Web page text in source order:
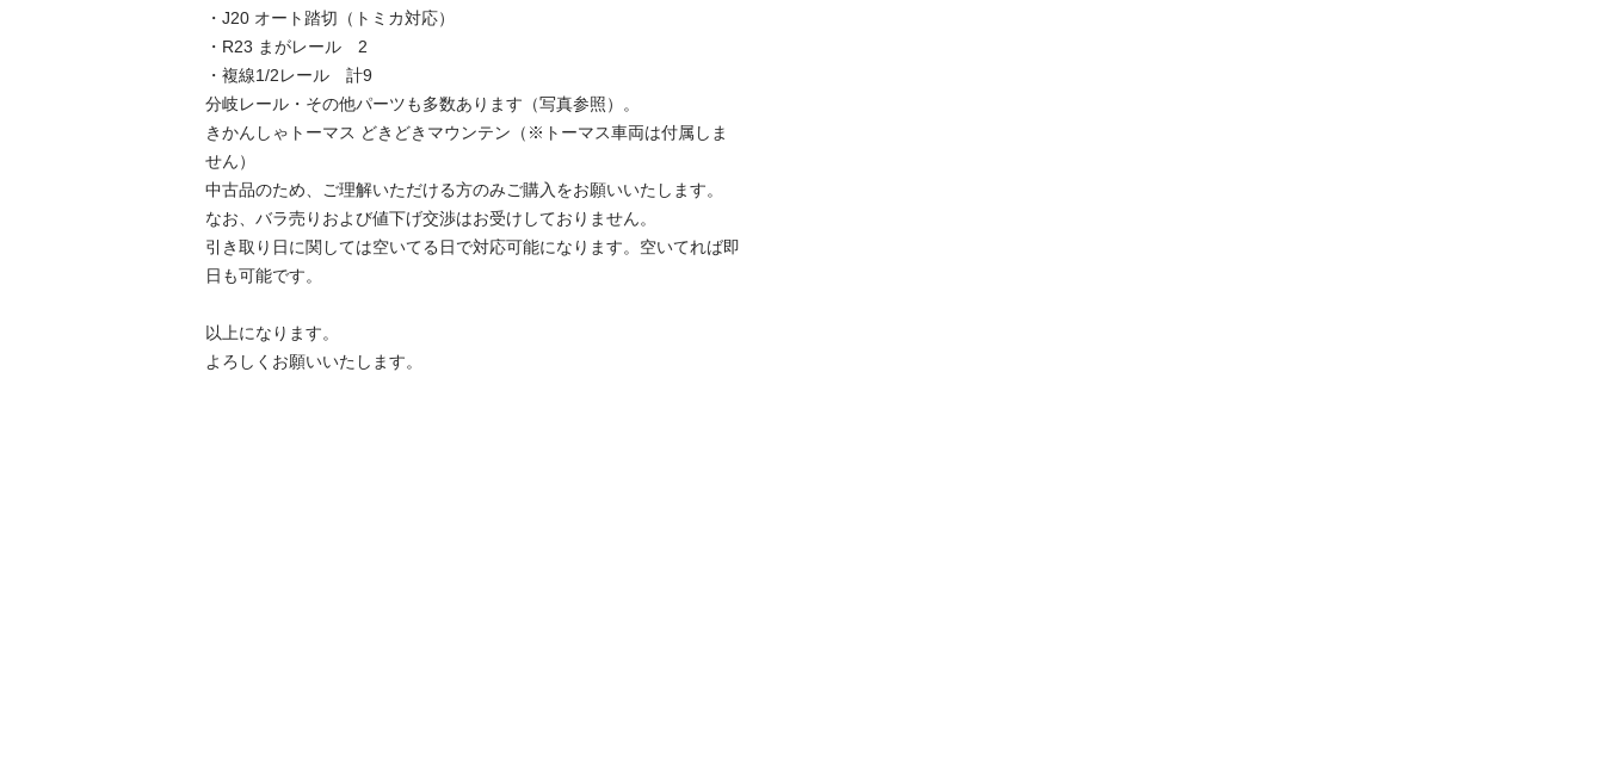
・J20 オート踏切（トミカ対応）
・R23 まがレール　2
・複線1/2レール　計9
分岐レール・その他パーツも多数あります（写真参照）。
きかんしゃトーマス どきどきマウンテン（※トーマス車両は付属しま
せん）
中古品のため、ご理解いただける方のみご購入をお願いいたします。
なお、バラ売りおよび値下げ交渉はお受けしておりません。
引き取り日に関しては空いてる日で対応可能になります。空いてれば即
日も可能です。
以上になります。
よろしくお願いいたします。